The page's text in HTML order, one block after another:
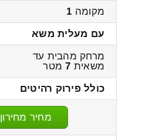
מקומה 1
עם מעלית משא
מרחק מהבית עד
משאית 7מטר
כולל פירוק רהיטים
מחיר מחירון